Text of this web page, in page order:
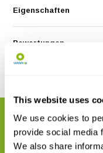
This website uses
We use cookies to
provide social media
We also share
Eigenschaften
Bewertungen
VERWANDTE
Vervollständigen